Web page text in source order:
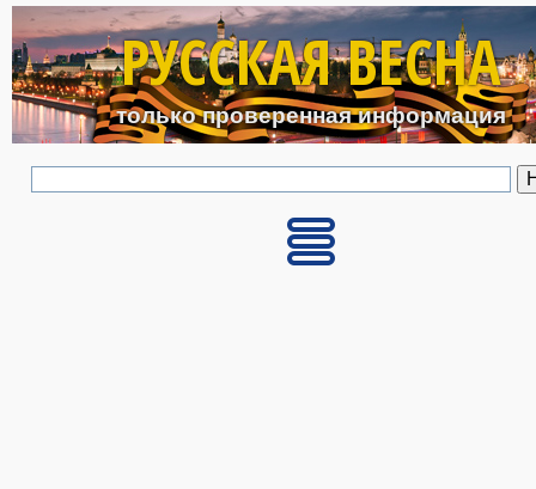
Перейти к основному
РУССКАЯ ВЕСНА
только проверенная информация